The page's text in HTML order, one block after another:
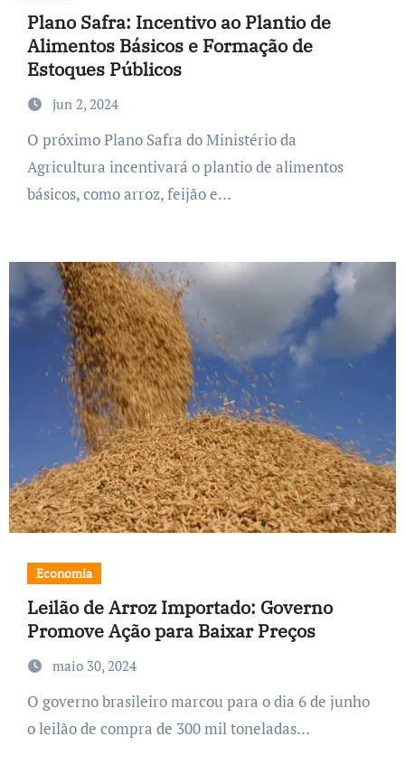
Plano Safra: Incentivo ao Plantio de
Alimentos Básicos e Formação de
Estoques Públicos
jun 2, 2024
O próximo Plano Safra do Ministério da
Agricultura incentivará o plantio de alimentos
básicos, como arroz, feijão e…
Economia
Leilão de Arroz Importado: Governo
Promove Ação para Baixar Preços
maio 30, 2024
O governo brasileiro marcou para o dia 6 de junho
o leilão de compra de 300 mil toneladas…